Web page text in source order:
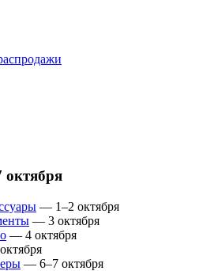
октября
— 1–2 октября
— 3 октября
— 4 октября
— 6–7 октября